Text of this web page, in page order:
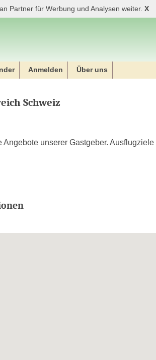
Partner für Werbung und Analysen weiter. X
Anmelden Über uns
Schweiz
unserer Gastgeber.